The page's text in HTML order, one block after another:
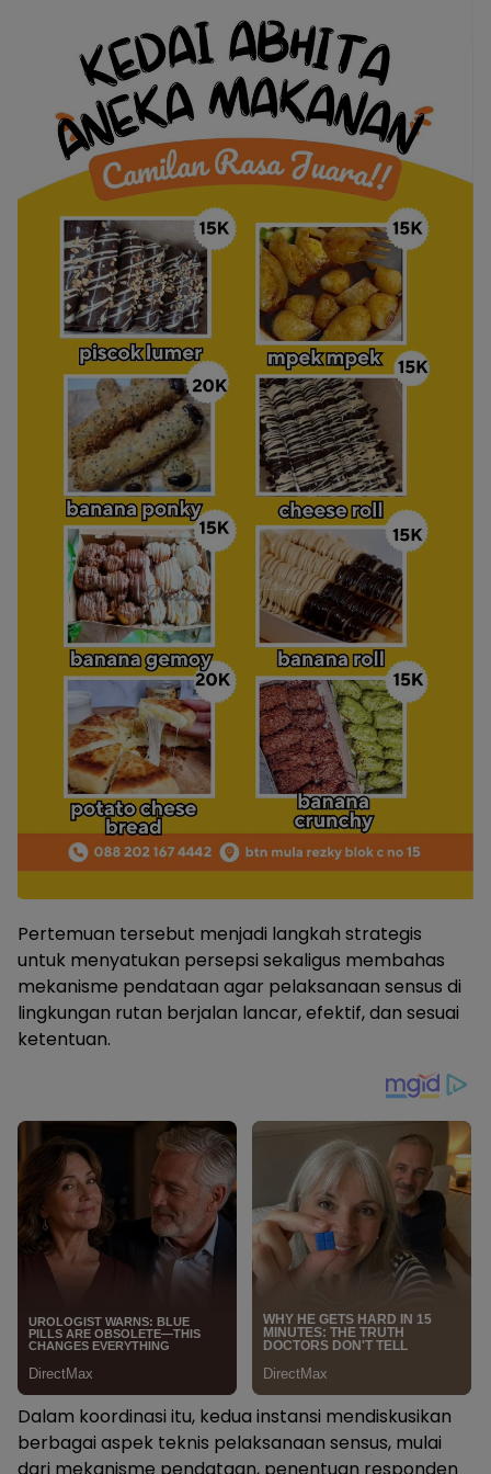
Pertemuan tersebut menjadi langkah strategis
untuk menyatukan persepsi sekaligus membahas
mekanisme pendataan agar pelaksanaan sensus di
lingkungan rutan berjalan lancar, efektif, dan sesuai
ketentuan.
Dalam koordinasi itu, kedua instansi mendiskusikan
berbagai aspek teknis pelaksanaan sensus, mulai